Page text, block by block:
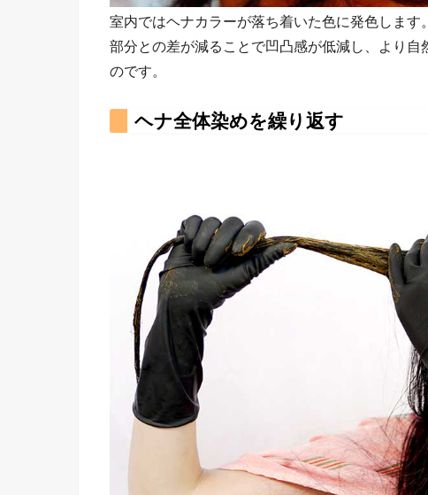
室内ではヘナカラーが落ち着いた色に発色しま
部分との差が減ることで凹凸感が低減し、より
のです。
ヘナ全体染めを繰り返す